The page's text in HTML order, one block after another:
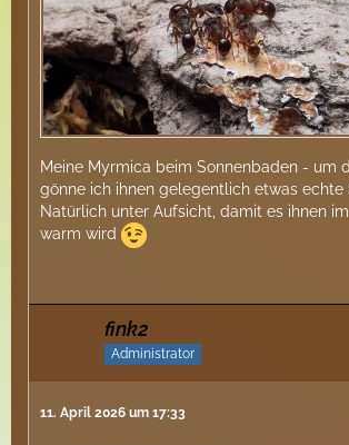
Meine Myrmica beim Sonnenbaden - um
gönne ich ihnen gelegentlich etwas echte
Natürlich unter Aufsicht, damit es ihnen
warm wird
fink2
Administrator
11. April 2026 um 17:33